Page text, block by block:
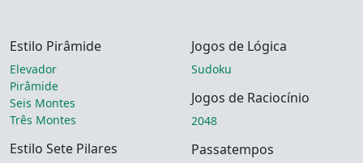
Estilo Pirâmide
Elevador
Pirâmide
Seis Montes
Três Montes
Estilo Sete Pilares
Jogos de Lógica
Sudoku
Jogos de Raciocínio
2048
Passatempos